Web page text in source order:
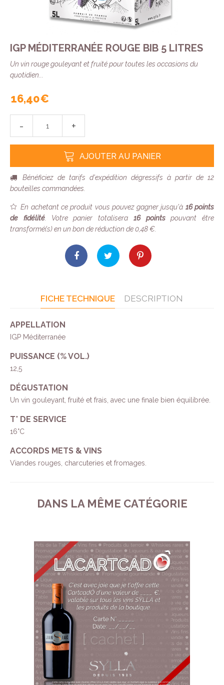
IGP MÉDITERRANÉE ROUGE BIB 5 LITRES
Un vin rouge gouleyant et fruité pour toutes les occasions du
quotidien...
16,40 €
- +
AJOUTER AU PANIER
Bénéficiez de tarifs d'expédition dégressifs à partir de 12
bouteilles commandées.
En achetant ce produit vous pouvez gagner jusqu'à 16points
de fidélité. Votre panier totalisera 16pointspouvant être
transformé(s) en un bon de réduction de0,48 €
FICHE TECHNIQUE DESCRIPTION
APPELLATION
IGP Méditerranée
PUISSANCE (% VOL.)
12,5
DÉGUSTATION
Un vin gouleyant, fruité et frais, avec une finale bien équilibrée.
T° DE SERVICE
16°C
ACCORDS METS & VINS
Viandes rouges, charcuteries et fromages.
DANS LA MÊME CATÉGORIE